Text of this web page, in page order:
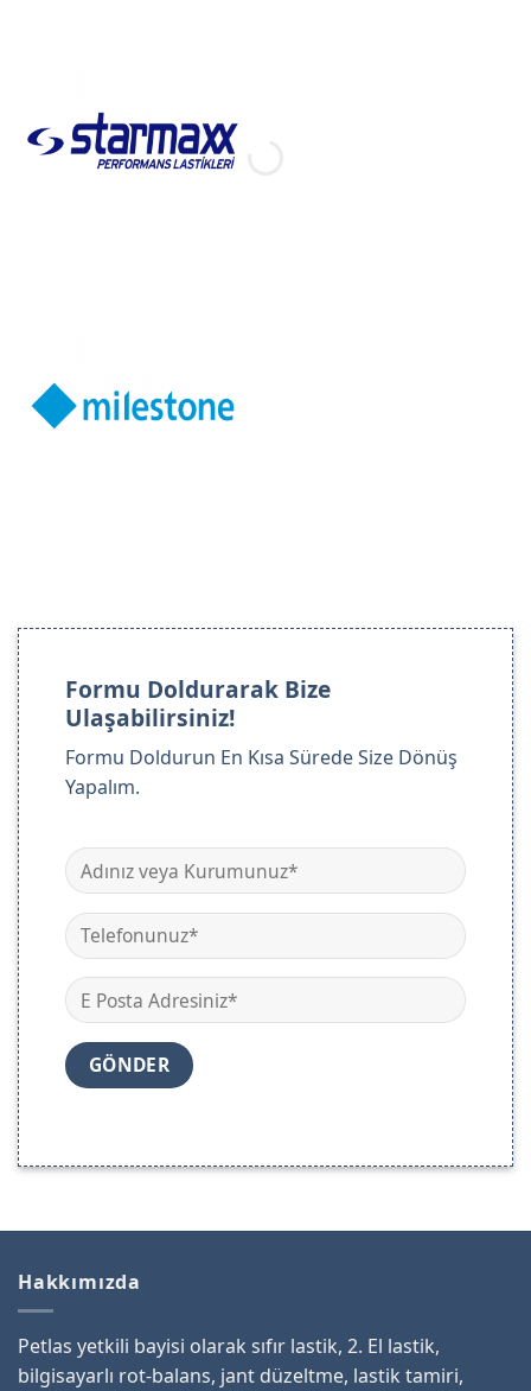
Formu Doldurarak Bize
Ulaşabilirsiniz!
Formu Doldurun En Kısa Sürede Size Dönüş
Yapalım.
Hakkımızda
Petlas yetkili bayisi olarak sıfır lastik, 2. El lastik,
bilgisayarlı rot-balans, jant düzeltme, lastik tamiri,